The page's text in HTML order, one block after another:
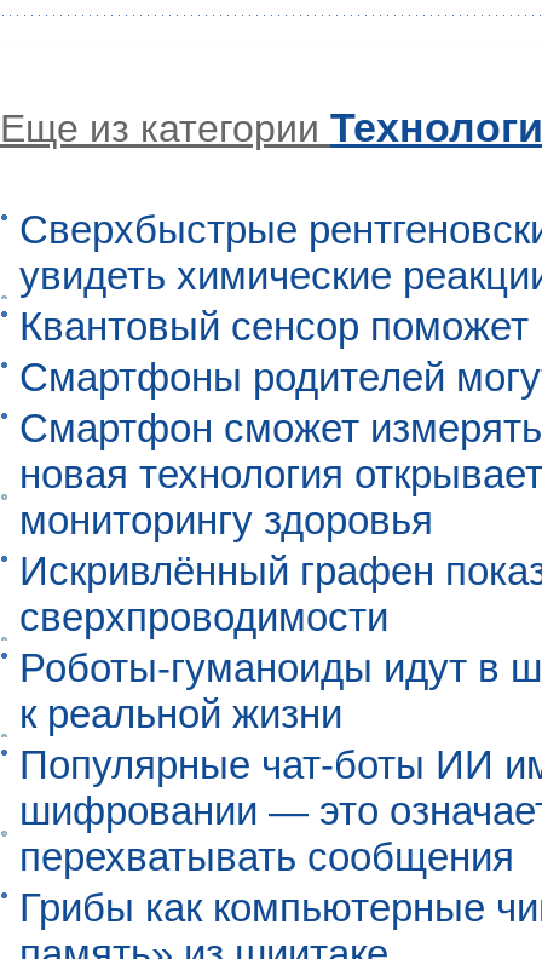
Еще из категории
Сверхбыстрые
увидеть химические
Квантовый сенсор
Смартфоны родителей
Смартфон сможет
новая технология
мониторингу здоровья
Искривлённый графен
сверхпроводимости
Роботы-гуманоиды идут в
к реальной жизни
Популярные чат-боты ИИ
шифровании — это
перехватывать сообщения
Грибы как компьютерные